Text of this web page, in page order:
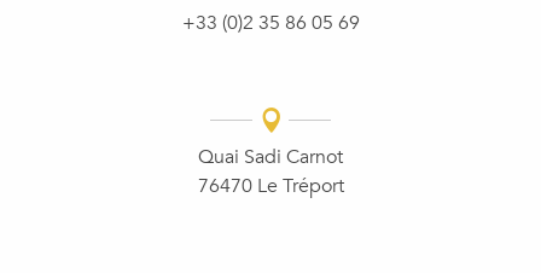
+33 (0)2 35 86 05 69
Quai Sadi Carnot
76470 Le Tréport